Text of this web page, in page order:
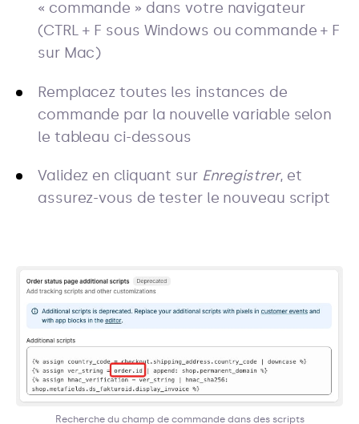
« commande » dans votre navigateur
(CTRL + F sous Windows ou commande + F
sur Mac)
Remplacez toutes les instances de
commande par la nouvelle variable selon
le tableau ci-dessous
Validez en cliquant sur Enregistrer, et
assurez-vous de tester le nouveau script
Recherche du champ de commande dans des scripts